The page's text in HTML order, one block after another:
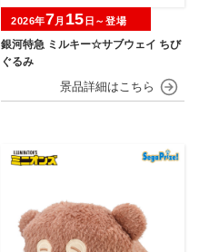
銀河特急 ミルキー☆サブウェイ ちび
ぐるみ
2026年7月 15 日～登場